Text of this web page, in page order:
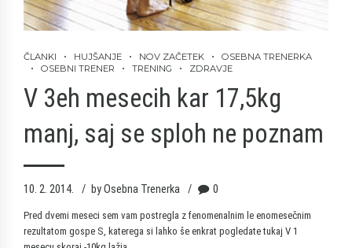
ČLANKI HUJŠANJE NOV ZAČETEK
OSEBNA TRENERKA
OSEBNI TRENER
TRENING ZDRAVJE
V 3eh mesecih kar 17,5kg
manj, saj se sploh ne poznam
10. 2. 2014. by Osebna Trenerka 0
Pred dvemi meseci sem vam postregla z fenomenalnim le enomesečnim
rezultatom gospe S, katerega si lahko še enkrat pogledate tukaj V 1